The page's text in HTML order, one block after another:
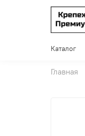
Каталог
Главная